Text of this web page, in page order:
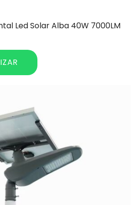
Led Solar Alba 40W 7000LM